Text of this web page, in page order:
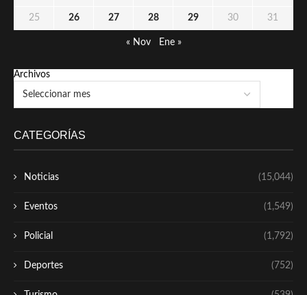
25 26 27 28 29 30 31
« Nov Ene »
Archivos
CATEGORÍAS
Noticias (15,044)
Eventos (1,549)
Policial (1,792)
Deportes (752)